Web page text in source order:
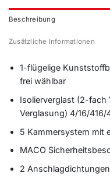
Beschreibung
Zusätzliche Informationen
1-flügelige
frei wählbar
Isolierverglast (2-fach
Verglasung) 4/16/416/
5 Kammersystem mit
MACO
2 Anschlagdichtungen